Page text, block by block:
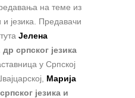
на теме из
језика. Предавачи
Јелена
српског језика
у Српској
Марија
језика и